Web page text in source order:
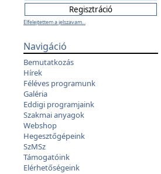
Elfelejtettem a jelszavam...
Navigáció
Bemutatkozás
Hírek
Féléves programunk
Galéria
Eddigi programjaink
Szakmai anyagok
Webshop
Hegesztőgépeink
SzMSz
Támogatóink
Elérhetőségeink